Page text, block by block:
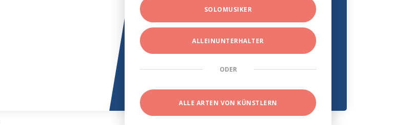
SOLOMUSIKER
ALLEINUNTERHALTER
ODER
ALLE ARTEN VON KÜNSTLERN